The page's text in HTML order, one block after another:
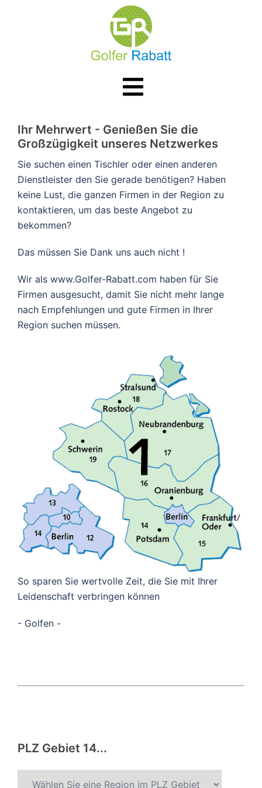
Menü
umschalten
​​Ihr Mehrwert - Genießen Sie die
Großzügigkeit unseres Netzwerkes
Sie suchen einen Tischler oder einen anderen
Dienstleister den Sie gerade benötigen? Haben
keine Lust, die ganzen Firmen in der Region zu
kontaktieren, um das beste Angebot zu
bekommen?
Das müssen Sie Dank uns auch nicht !
Wir als www.Golfer-Rabatt.com haben für Sie
Firmen ausgesucht, damit Sie nicht mehr lange
nach Empfehlungen und gute Firmen in Ihrer
Region suchen müssen.
So sparen Sie wertvolle Zeit, die Sie mit Ihrer
Leidenschaft verbringen können
- Golfen -
PLZ Gebiet 14...